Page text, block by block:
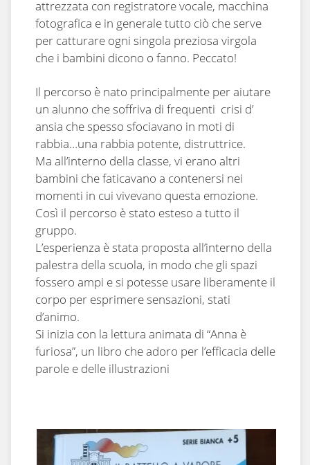
attrezzata con registratore vocale, macchina
fotografica e in generale tutto ciò che serve
per catturare ogni singola preziosa virgola
che i bambini dicono o fanno. Peccato!
Il percorso è nato principalmente per aiutare
un alunno che soffriva di frequenti crisi d’
ansia che spesso sfociavano in moti di
rabbia…una rabbia potente, distruttrice.
Ma all’interno della classe, vi erano altri
bambini che faticavano a contenersi nei
momenti in cui vivevano questa emozione.
Così il percorso è stato esteso a tutto il
gruppo.
L’esperienza è stata proposta all’interno della
palestra della scuola, in modo che gli spazi
fossero ampi e si potesse usare liberamente il
corpo per esprimere sensazioni, stati
d’animo.
Si inizia con la lettura animata di “Anna è
furiosa”, un libro che adoro per l’efficacia delle
parole e delle illustrazioni